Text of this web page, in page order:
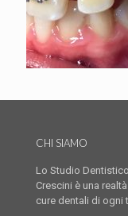
CHI SIAMO
Lo Studio
Crescini è una
cure dentali di ogni